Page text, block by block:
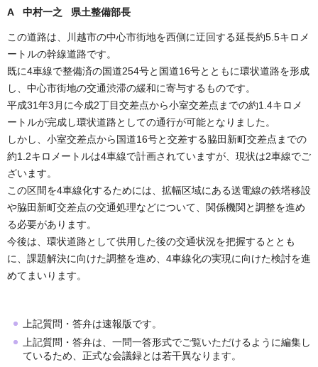
A 中村一之 県土整備部長
この道路は、川越市の中心市街地を西側に迂回する延長約5.5キロメ
ートルの幹線道路です。
既に4車線で整備済の国道254号と国道16号とともに環状道路を形成
し、中心市街地の交通渋滞の緩和に寄与するものです。
平成31年3月に今成2丁目交差点から小室交差点までの約1.4キロメ
ートルが完成し環状道路としての通行が可能となりました。
しかし、小室交差点から国道16号と交差する脇田新町交差点までの
約1.2キロメートルは4車線で計画されていますが、現状は2車線でご
ざいます。
この区間を4車線化するためには、拡幅区域にある送電線の鉄塔移設
や脇田新町交差点の交通処理などについて、関係機関と調整を進め
る必要があります。
今後は、環状道路として供用した後の交通状況を把握するととも
に、課題解決に向けた調整を進め、4車線化の実現に向けた検討を進
めてまいります。
上記質問・答弁は速報版です。
上記質問・答弁は、一問一答形式でご覧いただけるように編集し
ているため、正式な会議録とは若干異なります。